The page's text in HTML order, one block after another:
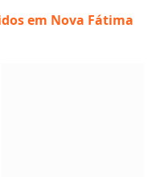
em Nova Fátima